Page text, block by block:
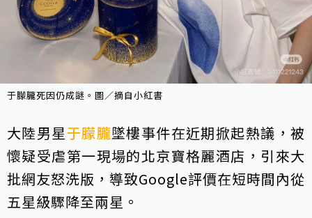
于朦朧死因仍成謎。圖／摘自小紅書
大陸男星于朦朧墜樓事件在近期掀起熱議，被
懷疑受虐第一現場的北京寶格麗酒店，引來大
批網友怒洗版，導致Google評價在短時間內從
五星級驟降至兩星。